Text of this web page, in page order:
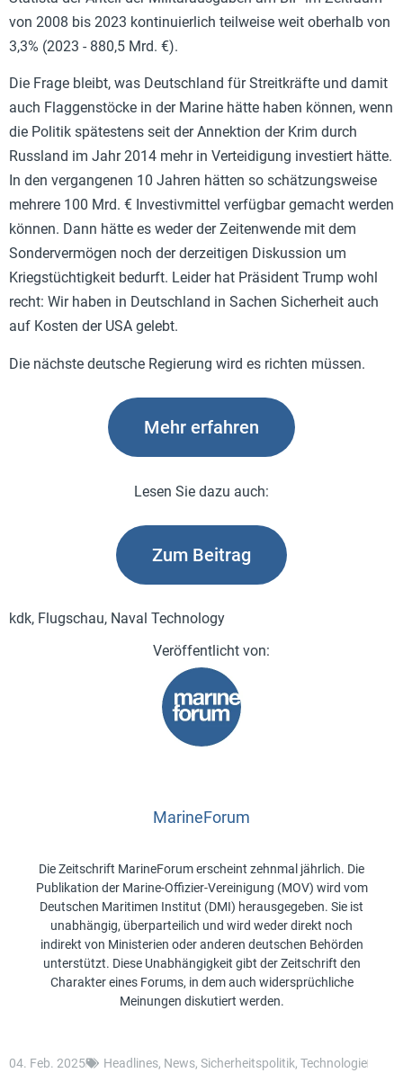
von 2008 bis 2023 kontinuierlich teilweise weit oberhalb von
3,3% (2023 - 880,5 Mrd. €).
Die Frage bleibt, was Deutschland für Streitkräfte und damit
auch Flaggenstöcke in der Marine hätte haben können, wenn
die Politik spätestens seit der Annektion der Krim durch
Russland im Jahr 2014 mehr in Verteidigung investiert hätte.
In den vergangenen 10 Jahren hätten so schätzungsweise
mehrere 100 Mrd. € Investivmittel verfügbar gemacht werden
können. Dann hätte es weder der Zeitenwende mit dem
Sondervermögen noch der derzeitigen Diskussion um
Kriegstüchtigkeit bedurft. Leider hat Präsident Trump wohl
recht: Wir haben in Deutschland in Sachen Sicherheit auch
auf Kosten der USA gelebt.
Die nächste deutsche Regierung wird es richten müssen.
Mehr erfahren
Lesen Sie dazu auch:
Zum Beitrag
kdk, Flugschau, Naval Technology
MarineForum
Die Zeitschrift MarineForum erscheint zehnmal jährlich. Die
Publikation der Marine-Offizier-Vereinigung (MOV) wird vom
Deutschen Maritimen Institut (DMI) herausgegeben. Sie ist
unabhängig, überparteilich und wird weder direkt noch
indirekt von Ministerien oder anderen deutschen Behörden
unterstützt. Diese Unabhängigkeit gibt der Zeitschrift den
Charakter eines Forums, in dem auch widersprüchliche
Meinungen diskutiert werden.
04. Feb. 2025 Headlines, News, Sicherheitspolitik, Technologie